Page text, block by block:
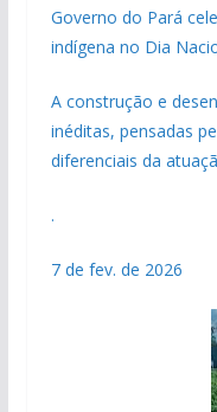
Governo do Pará
indígena no Dia
A construção e
inéditas, pensadas
diferenciais da
.
7 de fev. de 2026